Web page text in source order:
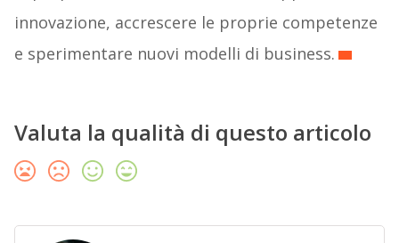
innovazione, accrescere le proprie competenze
e sperimentare nuovi modelli di business.
Valuta la qualità di questo articolo